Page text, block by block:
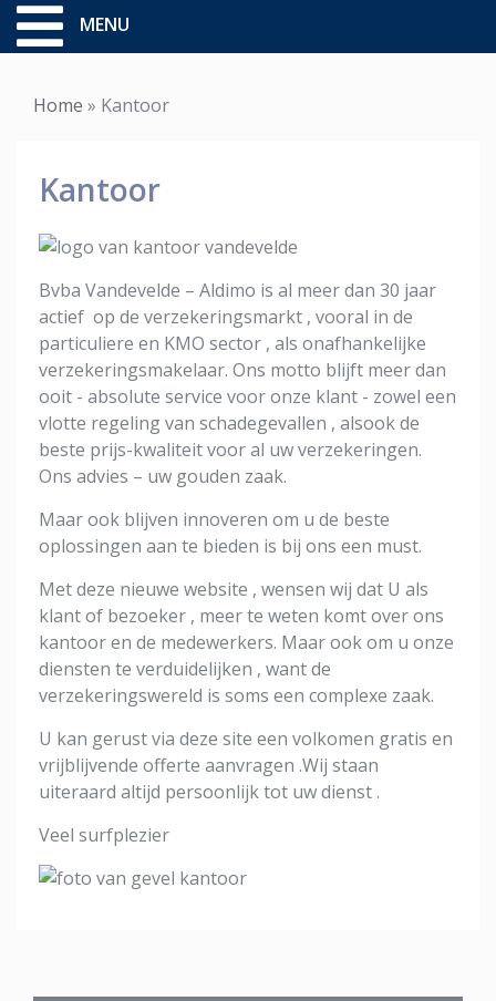
MENU
Home » Kantoor
Kantoor
Bvba Vandevelde – Aldimo is al meer dan 30 jaar
actief op de verzekeringsmarkt , vooral in de
particuliere en KMO sector , als onafhankelijke
verzekeringsmakelaar. Ons motto blijft meer dan
ooit - absolute service voor onze klant - zowel een
vlotte regeling van schadegevallen , alsook de
beste prijs-kwaliteit voor al uw verzekeringen.
Ons advies – uw gouden zaak.
Maar ook blijven innoveren om u de beste
oplossingen aan te bieden is bij ons een must.
Met deze nieuwe website , wensen wij dat U als
klant of bezoeker , meer te weten komt over ons
kantoor en de medewerkers. Maar ook om u onze
diensten te verduidelijken , want de
verzekeringswereld is soms een complexe zaak.
U kan gerust via deze site een volkomen gratis en
vrijblijvende offerte aanvragen .Wij staan
uiteraard altijd persoonlijk tot uw dienst .
Veel surfplezier